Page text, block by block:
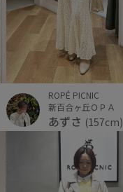
ROPÉ PICNIC
新百合ヶ丘ＯＰＡ
あずさ (157cm)